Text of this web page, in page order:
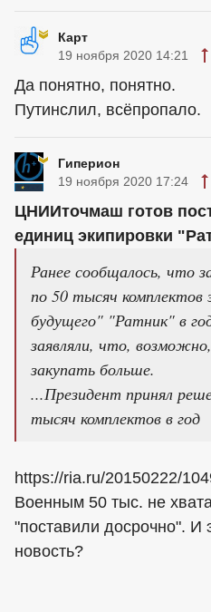
Карт
19 ноября 2020 14:21
Да понятно, понятно.
Путинслил, всёпропало.
Гиперион
19 ноября 2020 17:24
ЦНИИточмаш готов
единиц экипировки
Ранее сообщалось, что
по 50 тысяч комплектов
будущего" "Ратник" в
заявляли, что,
закупать больше.
...Президент принял
тысяч комплектов в год
https://ria.ru/20150222/
Военным 50 тыс. не
"поставили досрочно". И
новость?